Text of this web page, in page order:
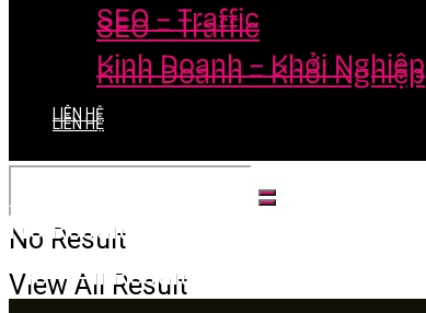
SEO – Traffic
Kinh Doanh – Khởi Nghiệp
LIÊN HỆ
No Result
View All Result
SEO – Traffic
Kinh Doanh – Khởi Nghiệp
LIÊN HỆ
No Result
View All Result